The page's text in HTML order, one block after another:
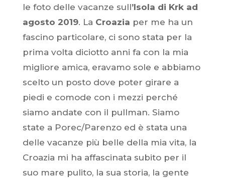
le foto delle vacanze sull’Isola di Krk ad
agosto 2019. La Croazia per me ha un
fascino particolare, ci sono stata per la
prima volta diciotto anni fa con la mia
migliore amica, eravamo sole e abbiamo
scelto un posto dove poter girare a
piedi e comode con i mezzi perché
siamo andate con il pullman. Siamo
state a Porec/Parenzo ed è stata una
delle vacanze più belle della mia vita, la
Croazia mi ha affascinata subito per il
suo mare pulito, la sua storia, la gente